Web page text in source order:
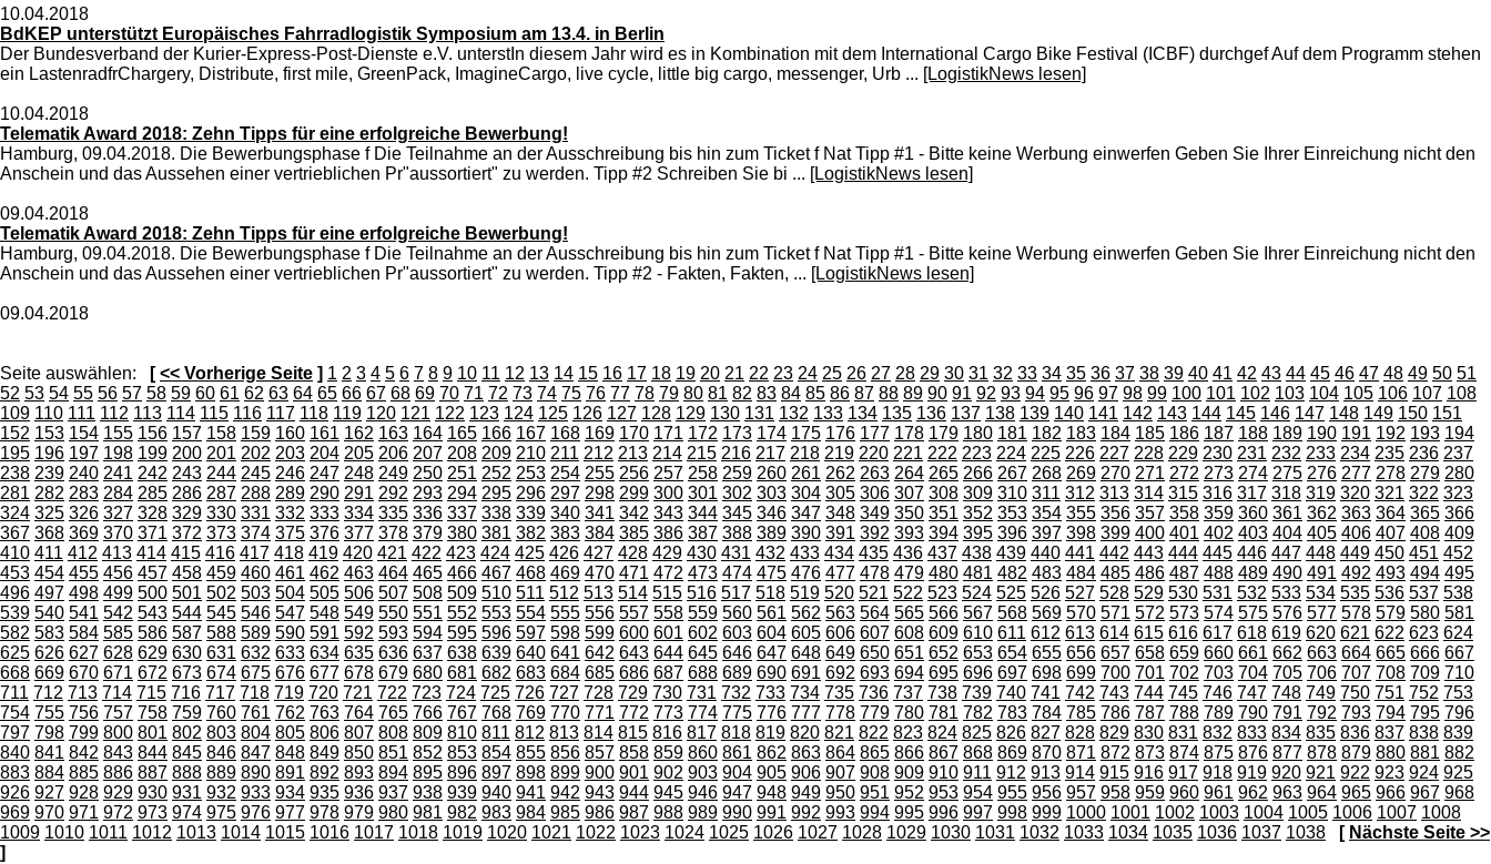
10.04.2018
BdKEP unterstützt Europäisches Fahrradlogistik Symposium am 13.4. in Berlin
Der Bundesverband der Kurier-Express-Post-Dienste e.V. unterstIn diesem Jahr wird es in Kombination mit dem International Cargo Bike Festival (ICBF) durchgef Auf dem Programm stehen
ein LastenradfrChargery, Distribute, first mile, GreenPack, ImagineCargo, live cycle, little big cargo, messenger, Urb ... [LogistikNews lesen]
10.04.2018
Telematik Award 2018: Zehn Tipps für eine erfolgreiche Bewerbung!
Hamburg, 09.04.2018. Die Bewerbungsphase f Die Teilnahme an der Ausschreibung bis hin zum Ticket f Nat Tipp #1 - Bitte keine Werbung einwerfen Geben Sie Ihrer Einreichung nicht den
Anschein und das Aussehen einer vertrieblichen Pr"aussortiert" zu werden. Tipp #2 Schreiben Sie bi ... [LogistikNews lesen]
09.04.2018
Telematik Award 2018: Zehn Tipps für eine erfolgreiche Bewerbung!
Hamburg, 09.04.2018. Die Bewerbungsphase f Die Teilnahme an der Ausschreibung bis hin zum Ticket f Nat Tipp #1 - Bitte keine Werbung einwerfen Geben Sie Ihrer Einreichung nicht den
Anschein und das Aussehen einer vertrieblichen Pr"aussortiert" zu werden. Tipp #2 - Fakten, Fakten, ... [LogistikNews lesen]
09.04.2018
Seite auswählen: [<< Vorherige Seite ] 1 2 3 4 5 6 7 8 9 10 11 12 13 14 15 16 17 18 19 20 21 22 23 24 25 26 27 28 29 30 31 32 33 34 35 36 37 38 39 40 41 42 43 44 45 46 47 48 49 50 51
52 53 54 55 56 57 58 59 60 61 62 63 64 65 66 67 68 69 70 71 72 73 74 75 76 77 78 79 80 81 82 83 84 85 86 87 88 89 90 91 92 93 94 95 96 97 98 99 100 101 102 103 104 105 106 107 108
109 110 111 112 113 114 115 116 117 118 119 120 121 122 123 124 125 126 127 128 129 130 131 132 133 134 135 136 137 138 139 140 141 142 143 144 145 146 147 148 149 150 151
152 153 154 155 156 157 158 159 160 161 162 163 164 165 166 167 168 169 170 171 172 173 174 175 176 177 178 179 180 181 182 183 184 185 186 187 188 189 190 191 192 193 194
195 196 197 198 199 200 201 202 203 204 205 206 207 208 209 210 211 212 213 214 215 216 217 218 219 220 221 222 223 224 225 226 227 228 229 230 231 232 233 234 235 236 237
238 239 240 241 242 243 244 245 246 247 248 249 250 251 252 253 254 255 256 257 258 259 260 261 262 263 264 265 266 267 268 269 270 271 272 273 274 275 276 277 278 279 280
281 282 283 284 285 286 287 288 289 290 291 292 293 294 295 296 297 298 299 300 301 302 303 304 305 306 307 308 309 310 311 312 313 314 315 316 317 318 319 320 321 322 323
324 325 326 327 328 329 330 331 332 333 334 335 336 337 338 339 340 341 342 343 344 345 346 347 348 349 350 351 352 353 354 355 356 357 358 359 360 361 362 363 364 365 366
367 368 369 370 371 372 373 374 375 376 377 378 379 380 381 382 383 384 385 386 387 388 389 390 391 392 393 394 395 396 397 398 399 400 401 402 403 404 405 406 407 408 409
410 411 412 413 414 415 416 417 418 419 420 421 422 423 424 425 426 427 428 429 430 431 432 433 434 435 436 437 438 439 440 441 442 443 444 445 446 447 448 449 450 451 452
453 454 455 456 457 458 459 460 461 462 463 464 465 466 467 468 469 470 471 472 473 474 475 476 477 478 479 480 481 482 483 484 485 486 487 488 489 490 491 492 493 494 495
496 497 498 499 500 501 502 503 504 505 506 507 508 509 510 511 512 513 514 515 516 517 518 519 520 521 522 523 524 525 526 527 528 529 530 531 532 533 534 535 536 537 538
539 540 541 542 543 544 545 546 547 548 549 550 551 552 553 554 555 556 557 558 559 560 561 562 563 564 565 566 567 568 569 570 571 572 573 574 575 576 577 578 579 580 581
582 583 584 585 586 587 588 589 590 591 592 593 594 595 596 597 598 599 600 601 602 603 604 605 606 607 608 609 610 611 612 613 614 615 616 617 618 619 620 621 622 623 624
625 626 627 628 629 630 631 632 633 634 635 636 637 638 639 640 641 642 643 644 645 646 647 648 649 650 651 652 653 654 655 656 657 658 659 660 661 662 663 664 665 666 667
668 669 670 671 672 673 674 675 676 677 678 679 680 681 682 683 684 685 686 687 688 689 690 691 692 693 694 695 696 697 698 699 700 701 702 703 704 705 706 707 708 709 710
711 712 713 714 715 716 717 718 719 720 721 722 723 724 725 726 727 728 729 730 731 732 733 734 735 736 737 738 739 740 741 742 743 744 745 746 747 748 749 750 751 752 753
754 755 756 757 758 759 760 761 762 763 764 765 766 767 768 769 770 771 772 773 774 775 776 777 778 779 780 781 782 783 784 785 786 787 788 789 790 791 792 793 794 795 796
797 798 799 800 801 802 803 804 805 806 807 808 809 810 811 812 813 814 815 816 817 818 819 820 821 822 823 824 825 826 827 828 829 830 831 832 833 834 835 836 837 838 839
840 841 842 843 844 845 846 847 848 849 850 851 852 853 854 855 856 857 858 859 860 861 862 863 864 865 866 867 868 869 870 871 872 873 874 875 876 877 878 879 880 881 882
883 884 885 886 887 888 889 890 891 892 893 894 895 896 897 898 899 900 901 902 903 904 905 906 907 908 909 910 911 912 913 914 915 916 917 918 919 920 921 922 923 924 925
926 927 928 929 930 931 932 933 934 935 936 937 938 939 940 941 942 943 944 945 946 947 948 949 950 951 952 953 954 955 956 957 958 959 960 961 962 963 964 965 966 967 968
969 970 971 972 973 974 975 976 977 978 979 980 981 982 983 984 985 986 987 988 989 990 991 992 993 994 995 996 997 998 999 1000 1001 1002 1003 1004 1005 1006 1007 1008
1009 1010 1011 1012 1013 1014 1015 1016 1017 1018 1019 1020 1021 1022 1023 1024 1025 1026 1027 1028 1029 1030 1031 1032 1033 1034 1035 1036 1037 1038 [ Nächste Seite >>
]